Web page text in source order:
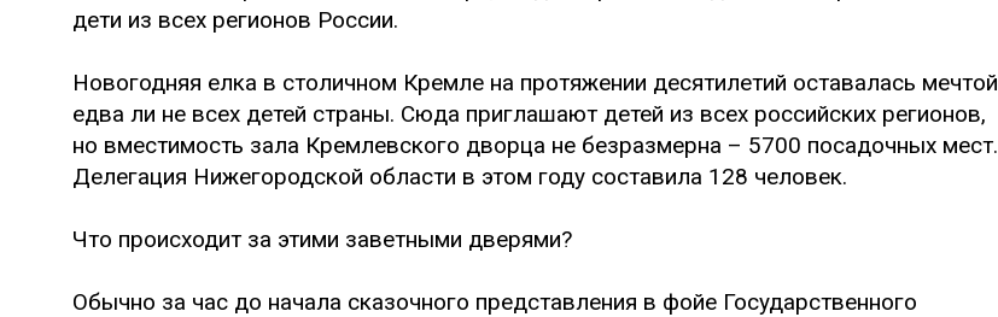
дети из всех регионов России.
Новогодняя елка в столичном Кремле на протяжении десятилетий оставалась мечтой
едва ли не всех детей страны. Сюда приглашают детей из всех российских регионов,
но вместимость зала Кремлевского дворца не безразмерна – 5700 посадочных мест.
Делегация Нижегородской области в этом году составила 128 человек.
Что происходит за этими заветными дверями?
Обычно за час до начала сказочного представления в фойе Государственного